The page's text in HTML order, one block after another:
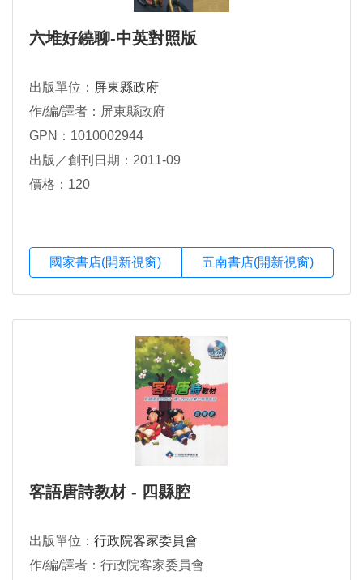
六堆好繞聊-中英對照版
出版單位： 屏東縣政府
作/編/譯者：屏東縣政府
GPN：1010002944
出版／創刊日期：2011-09
價格：120
國家書店(開新視窗) 五南書店(開新視窗)
客語唐詩教材 - 四縣腔
出版單位： 行政院客家委員會
作/編/譯者：行政院客家委員會